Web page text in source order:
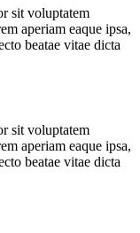
sit voluptatem
aperiam eaque ipsa,
beatae vitae dicta
sit voluptatem
aperiam eaque ipsa,
beatae vitae dicta